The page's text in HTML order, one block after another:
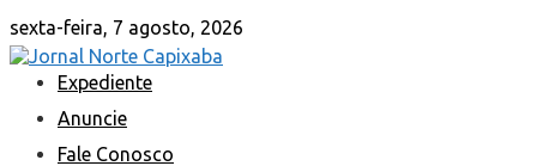
sexta-feira, 7 agosto, 2026
Expediente
Anuncie
Fale Conosco